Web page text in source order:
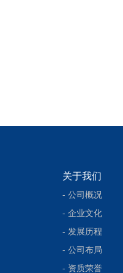
关于我们
- 公司概况
- 企业文化
- 发展历程
- 公司布局
- 资质荣誉